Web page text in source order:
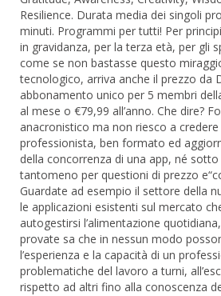
Resilience. Durata media dei singoli
minuti. Programmi per tutti! Per
in gravidanza, per la terza età, per gli
come se non bastasse questo
tecnologico, arriva anche il prezzo da
abbonamento unico per 5 membri
al mese o €79,99 all’anno. Che dire?
anacronistico ma non riesco a
professionista, ben formato ed
della concorrenza di una app, né
tantomeno per questioni di prezzo
Guardate ad esempio il settore della
le applicazioni esistenti sul mercato
autogestirsi l’alimentazione
provate sa che in nessun modo
l’esperienza e la capacità di un
problematiche del lavoro a turni,
rispetto ad altri fino alla conoscenza